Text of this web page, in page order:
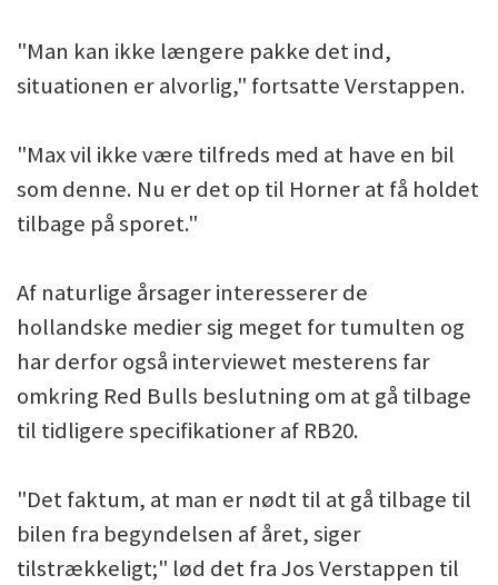
"Man kan ikke længere pakke det ind,
situationen er alvorlig," fortsatte Verstappen.
"Max vil ikke være tilfreds med at have en bil
som denne. Nu er det op til Horner at få holdet
tilbage på sporet."
Af naturlige årsager interesserer de
hollandske medier sig meget for tumulten og
har derfor også interviewet mesterens far
omkring Red Bulls beslutning om at gå tilbage
til tidligere specifikationer af RB20.
"Det faktum, at man er nødt til at gå tilbage til
bilen fra begyndelsen af året, siger
tilstrækkeligt;" lød det fra Jos Verstappen til